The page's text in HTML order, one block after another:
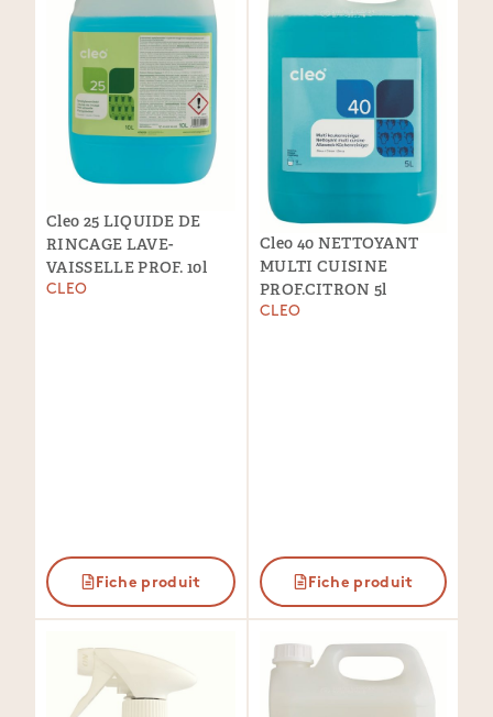
Cleo 25 LIQUIDE DE
RINCAGE LAVE-
VAISSELLE PROF. 10l
CLEO
Fiche produit
Cleo 40 NETTOYANT
MULTI CUISINE
PROF.CITRON 5l
CLEO
Fiche produit